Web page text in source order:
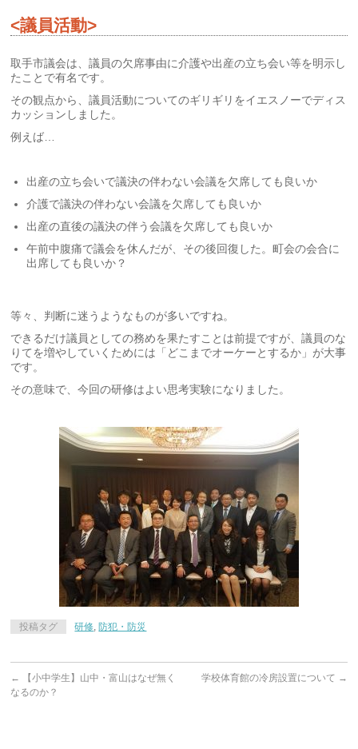
<議員活動>
取手市議会は、議員の欠席事由に介護や出産の立ち会い等を明示し
たことで有名です。
その観点から、議員活動についてのギリギリをイエスノーでディス
カッションしました。
例えば…
出産の立ち会いで議決の伴わない会議を欠席しても良いか
介護で議決の伴わない会議を欠席しても良いか
出産の直後の議決の伴う会議を欠席しても良いか
午前中腹痛で議会を休んだが、その後回復した。町会の会合に
出席しても良いか？
等々、判断に迷うようなものが多いですね。
できるだけ議員としての務めを果たすことは前提ですが、議員のな
りてを増やしていくためには「どこまでオーケーとするか」が大事
です。
その意味で、今回の研修はよい思考実験になりました。
投稿タグ 研修, 防犯・防災
←
【小中学生】山中・富山はなぜ無く
なるのか？
学校体育館の冷房設置について →